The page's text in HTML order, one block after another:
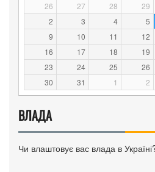
26 27 28 29
2
3 4 5
9
10 11 12
16
17 18 19
23
24 25 26
30
31 1 2
ВЛАДА
Чи влаштовує вас влада в